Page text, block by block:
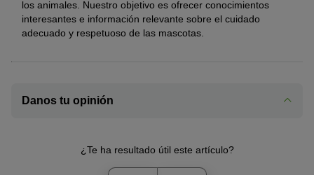
los animales. Nuestro objetivo es ofrecer conocimientos
interesantes e información relevante sobre el cuidado
adecuado y respetuoso de las mascotas.
Danos tu opinión
¿Te ha resultado útil este artículo?